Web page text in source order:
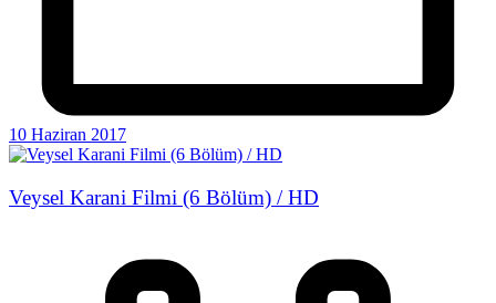
10 Haziran 2017
Veysel Karani Filmi (6 Bölüm) / HD